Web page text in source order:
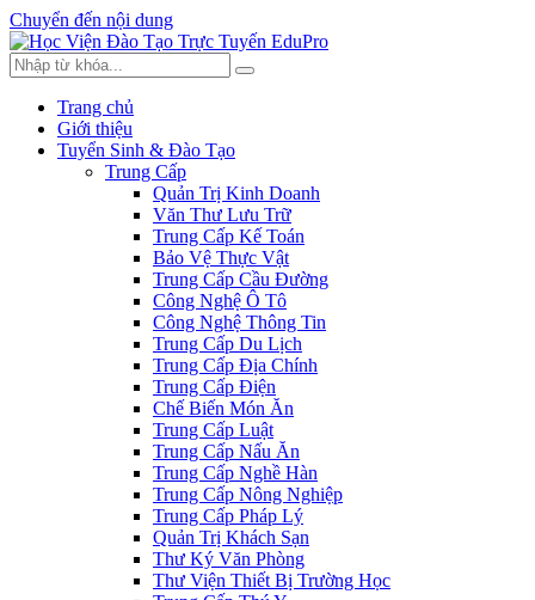
Chuyển đến nội dung
Trang chủ
Giới thiệu
Tuyển Sinh & Đào Tạo
Trung Cấp
Quản Trị Kinh Doanh
Văn Thư Lưu Trữ
Trung Cấp Kế Toán
Bảo Vệ Thực Vật
Trung Cấp Cầu Đường
Công Nghệ Ô Tô
Công Nghệ Thông Tin
Trung Cấp Du Lịch
Trung Cấp Địa Chính
Trung Cấp Điện
Chế Biến Món Ăn
Trung Cấp Luật
Trung Cấp Nấu Ăn
Trung Cấp Nghề Hàn
Trung Cấp Nông Nghiệp
Trung Cấp Pháp Lý
Quản Trị Khách Sạn
Thư Ký Văn Phòng
Thư Viện Thiết Bị Trường Học